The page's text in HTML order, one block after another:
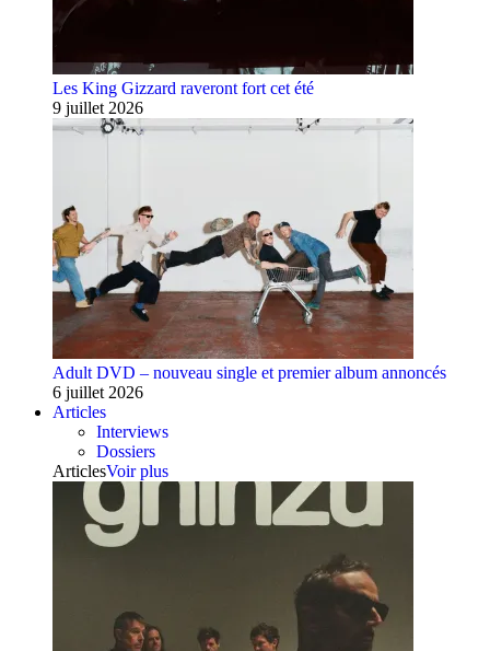
Les King Gizzard raveront fort cet été
9 juillet 2026
Adult DVD – nouveau single et premier album annoncés
6 juillet 2026
Articles
Interviews
Dossiers
ArticlesVoir plus